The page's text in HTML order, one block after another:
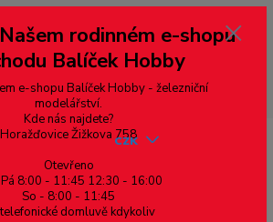
a jiných zemí, pokud chcete platit v eurech
💶 pro přepočet měny - pravý horní roh ---
důvodu zásilku nevyzvednete, bude po
s opětovnou platbou za poštovné, v opačném
a účet přidán na blacklist a rušeny následující
objednávky.
CZK
rodinném e-shopu
Balíček Hobby
e-shopu Balíček Hobby - železniční
modelářství.
Kde nás najdete?
Horažďovice Žižkova 758
Otevřeno
8:00 - 11:45 12:30 - 16:00
So - 8:00 - 11:45
domluvě kdykoliv